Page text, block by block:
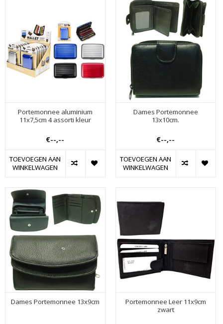
Portemonnee aluminium
11x7,5cm 4 assorti kleur
€--,--
TOEVOEGEN AAN
WINKELWAGEN
Dames Portemonnee
13x10cm.
€--,--
TOEVOEGEN AAN
WINKELWAGEN
Dames Portemonnee 13x9cm
Portemonnee Leer 11x9cm
zwart